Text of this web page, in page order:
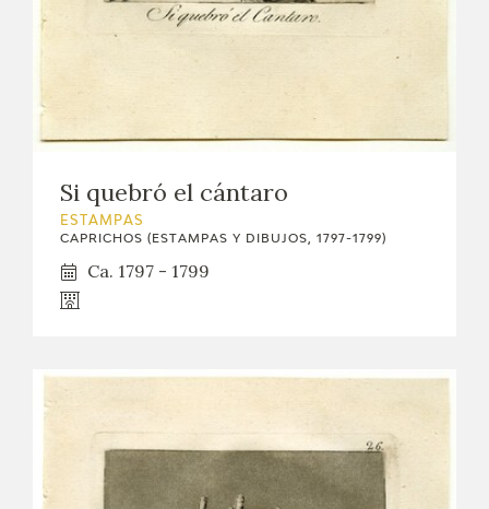
Si quebró el cántaro
ESTAMPAS
CAPRICHOS (ESTAMPAS Y DIBUJOS, 1797-1799)
Ca. 1797 - 1799